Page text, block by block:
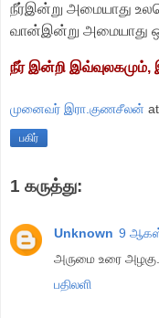
நீர்இன்று அமையாது
வான்இன்று அமையாது
நீர் இன்றி
முனைவர் இரா.குணசீலன் at
பகிர்
1 கருத்து:
Unknown 9
அருமை உரை அழகு...
பதிலளி